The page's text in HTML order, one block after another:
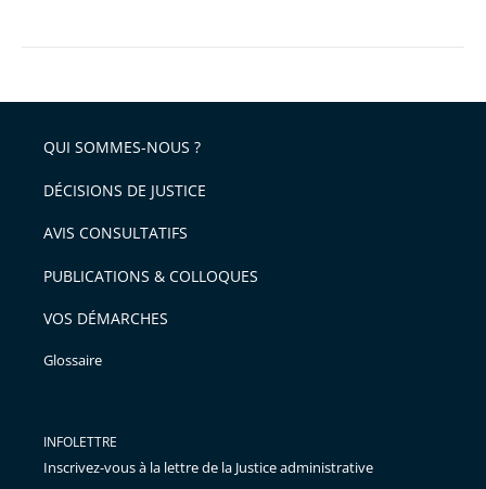
a
appliqué
QUI SOMMES-NOUS ?
DÉCISIONS DE JUSTICE
AVIS CONSULTATIFS
PUBLICATIONS & COLLOQUES
VOS DÉMARCHES
Glossaire
INFOLETTRE
Inscrivez-vous à la lettre de la Justice administrative